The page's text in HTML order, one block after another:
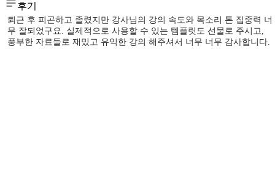
후기
퇴근 후 피곤하고 졸렸지만 강사님의 강의 속도와 목소리 톤 집중력 너
무 잘되었구요. 실제적으로 사용할 수 있는 템플릿도 선물로 주시고,
풍부한 자료들로 재밌고 유익한 강의 해주셔서 너무 너무 감사합니다.